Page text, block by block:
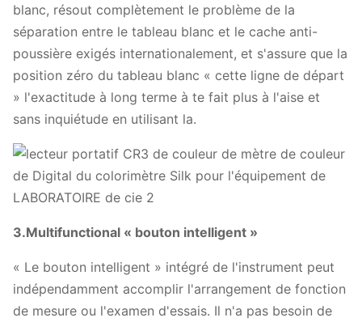
blanc, résout complètement le problème de la
séparation entre le tableau blanc et le cache anti-
poussière exigés internationalement, et s'assure que la
position zéro du tableau blanc « cette ligne de départ
» l'exactitude à long terme à te fait plus à l'aise et
sans inquiétude en utilisant la.
3.Multifunctional « bouton intelligent »
« Le bouton intelligent » intégré de l'instrument peut
indépendamment accomplir l'arrangement de fonction
de mesure ou l'examen d'essais. Il n'a pas besoin de